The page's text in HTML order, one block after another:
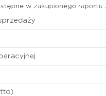
w zakupionego raportu .